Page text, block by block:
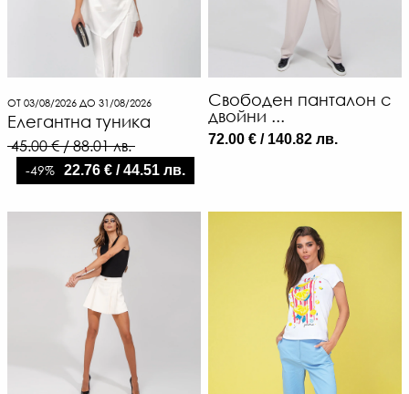
ОТ 03/08/2026 ДО 31/08/2026
Елегантна туника
45.00 € / 88.01 лв.
-49% 22.76 € / 44.51 лв.
Свободен панталон с
двойни ...
72.00 € / 140.82 лв.